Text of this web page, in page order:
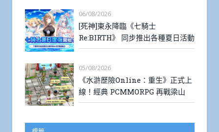
06/08/2026
[死神]東永降臨《七騎士
Re:BIRTH》 同步推出各種夏日活動
05/08/2026
《水滸歷險Online：重生》正式上
線！經典 PCMMORPG 再戰梁山